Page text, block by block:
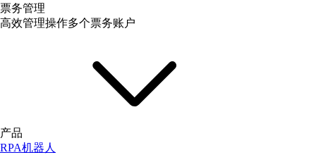
票务管理
高效管理操作多个票务账户
产品
RPA机器人